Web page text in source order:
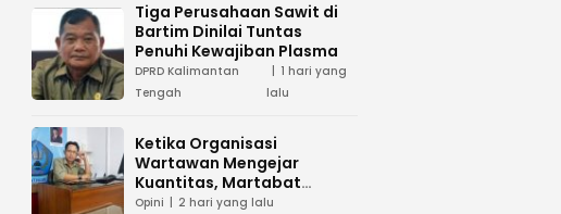
Tiga Perusahaan Sawit di
Bartim Dinilai Tuntas
Penuhi Kewajiban Plasma
DPRD Kalimantan
Tengah
1 hari yang
lalu
Ketika Organisasi
Wartawan Mengejar
Kuantitas, Martabat
Profesi Menjadi Taruhan
Opini 2 hari yang lalu